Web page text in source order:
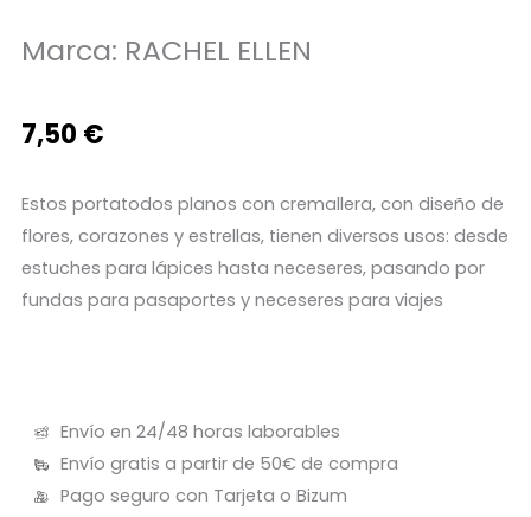
Marca: RACHEL ELLEN
7,50 €
Estos portatodos planos con cremallera, con diseño de
flores, corazones y estrellas, tienen diversos usos: desde
estuches para lápices hasta neceseres, pasando por
fundas para pasaportes y neceseres para viajes
Envío en 24/48 horas laborables
Envío gratis a partir de 50€ de compra
Pago seguro con Tarjeta o Bizum